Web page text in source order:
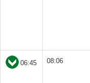
06:45 08:06